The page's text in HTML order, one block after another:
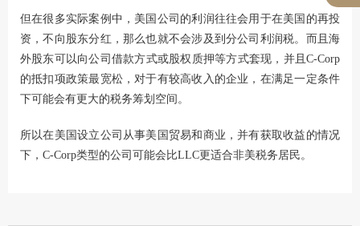
但在很多实际案例中，美国公司的利润往往会用于在美国的再投
资，不向股东分红，那么也就不会涉及到分公司利润税。而且海
外股东可以向公司借款方式或股权质押等方式套现，并且C-Corp
的抵扣项政策最宽松，对于有较高收入的企业，在满足一定条件
下可能会有更大的税务筹划空间。
所以在美国设立公司从事美国贸易和商业，并有获取收益的情况
下，C-Corp类型的公司可能会比LLC更适合非美税务居民。